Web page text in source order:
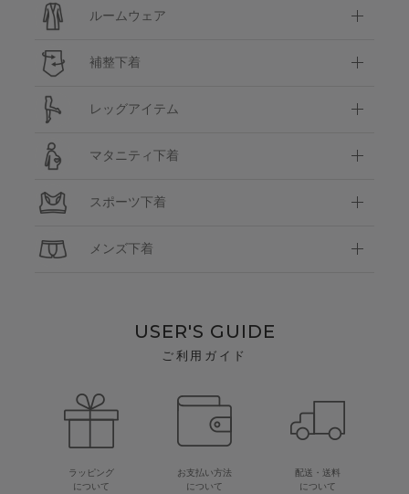
ルームウェア
補整下着
レッグアイテム
マタニティ下着
スポーツ下着
メンズ下着
USER'S GUIDE
ご利用ガイド
ラッピング
について
お支払い方法
について
配送・送料
について